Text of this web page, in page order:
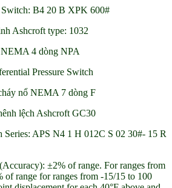
Switch: B4 20 B XPK 600#
Ashcroft type: 1032
NEMA 4 dòng NPA
Pressure Switch
nổ NEMA 7 dòng F
lệch Ashcroft GC30
Series: APS N4 1 H 012C S 02 30#- 15 R
±2% of range. For ranges from
of range for ranges from -15/15 to 100